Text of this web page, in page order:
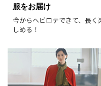
在庫あり
服をお届け
今からヘビロテできて、長く
しめる！